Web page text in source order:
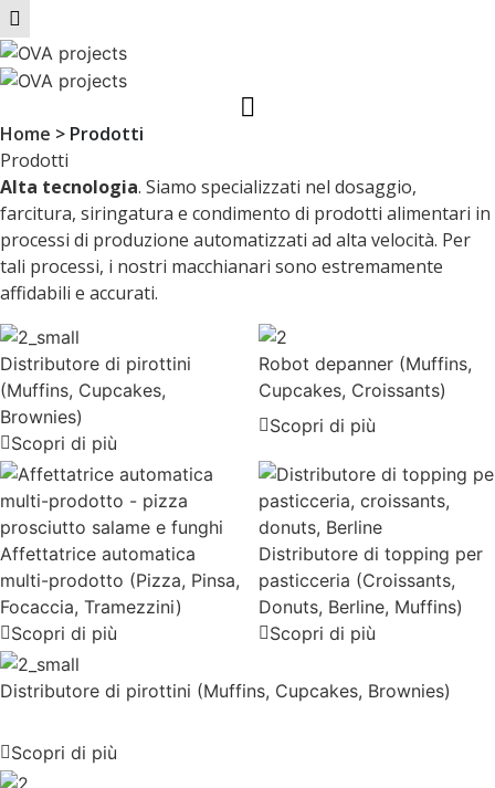
Home > Prodotti
Prodotti
Alta tecnologia. Siamo specializzati nel dosaggio,
farcitura, siringatura e condimento di prodotti alimentari in
processi di produzione automatizzati ad alta velocità. Per
tali processi, i nostri macchianari sono estremamente
affidabili e accurati.
Distributore di pirottini
(Muffins, Cupcakes,
Brownies)
Scopri di più
Robot depanner (Muffins,
Cupcakes, Croissants)
Scopri di più
Affettatrice automatica
multi-prodotto (Pizza, Pinsa,
Focaccia, Tramezzini)
Scopri di più
Distributore di topping per
pasticceria (Croissants,
Donuts, Berline, Muffins)
Scopri di più
Distributore di pirottini (Muffins, Cupcakes, Brownies)
Scopri di più